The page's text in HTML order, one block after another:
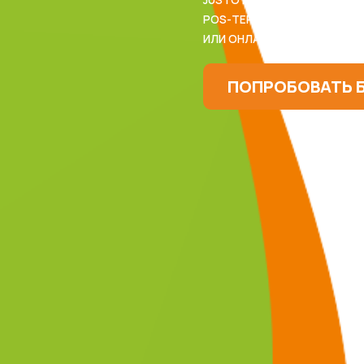
POS-ТЕРМИНАЛ БЕЗ
ИЛИ ОНЛАЙН-ПЛАТФОРМЫ
ПОПРОБОВАТЬ